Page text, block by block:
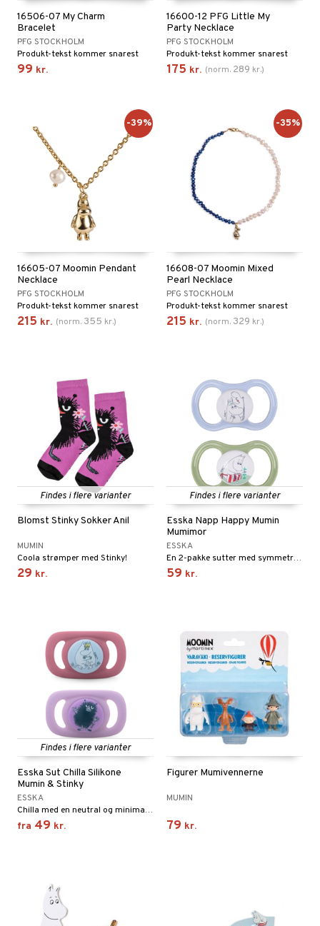
16506-07 My Charm
Bracelet
PFG STOCKHOLM
Produkt-tekst kommer snarest
99 kr.
16600-12 PFG Little My
Party Necklace
PFG STOCKHOLM
Produkt-tekst kommer snarest
175 kr. (norm. 289 kr.)
16605-07 Moomin Pendant
Necklace
PFG STOCKHOLM
Produkt-tekst kommer snarest
215 kr. (norm. 355 kr.)
-39%
16608-07 Moomin Mixed
Pearl Necklace
PFG STOCKHOLM
Produkt-tekst kommer snarest
215 kr. (norm. 329 kr.)
-35%
Findes i flere varianter
Blomst Stinky Sokker Anil
MUMIN
Coola strømper med Stinky!
29 kr.
Findes i flere varianter
Esska Napp Happy Mumin
Mumimor
ESSKA
En 2-pakke sutter med symmetrisk suttedel og Mummi-tryk.
59 kr.
Findes i flere varianter
Esska Sut Chilla Silikone
Mumin & Stinky
ESSKA
Chilla med en neutral og minimalistisk form.
fra 49 kr.
Figurer Mumivennerne
MUMIN
79 kr.